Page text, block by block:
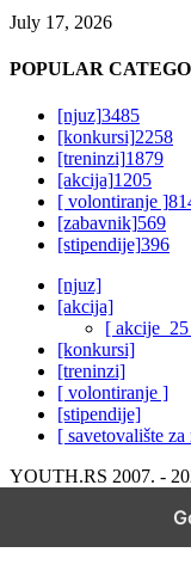
July 17, 2026
POPULAR
[njuz]3485
[konkursi]2258
[treninzi]1879
[akcija]1205
[ volontiranje ]
[zabavnik]569
[stipendije]396
[njuz]
[akcija]
[
[konkursi]
[treninzi]
[ volontiranje ]
[stipendije]
[ savetovalište za
YOUTH.RS 2007. -